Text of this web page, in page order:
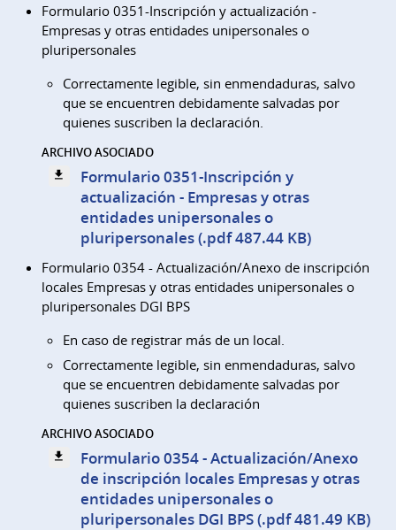
Formulario 0351-Inscripción y actualización -
Empresas y otras entidades unipersonales o
pluripersonales
Correctamente legible, sin enmendaduras, salvo
que se encuentren debidamente salvadas por
quienes suscriben la declaración.
ARCHIVO ASOCIADO
Formulario 0351-Inscripción y
actualización - Empresas y otras
entidades unipersonales o
pluripersonales (.pdf 487.44 KB)
Formulario 0354 - Actualización/Anexo de inscripción
locales Empresas y otras entidades unipersonales o
pluripersonales DGI BPS
En caso de registrar más de un local.
Correctamente legible, sin enmendaduras, salvo
que se encuentren debidamente salvadas por
quienes suscriben la declaración
ARCHIVO ASOCIADO
Formulario 0354 - Actualización/Anexo
de inscripción locales Empresas y otras
entidades unipersonales o
pluripersonales DGI BPS (.pdf 481.49 KB)